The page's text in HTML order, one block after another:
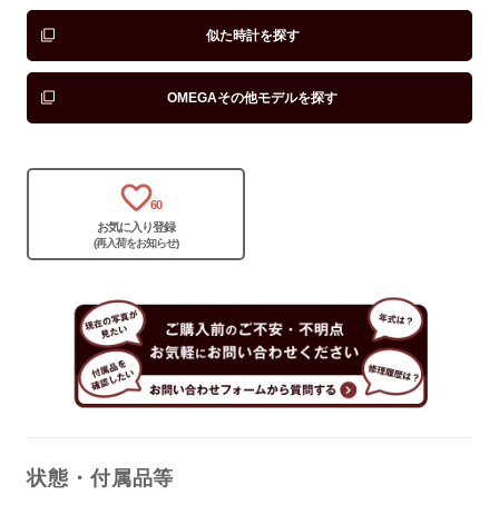
似た時計を探す
OMEGAその他モデルを探す
60
お気に入り登録
(再入荷をお知らせ)
状態・付属品等